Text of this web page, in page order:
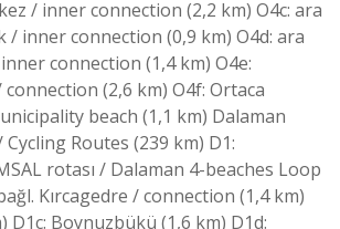
/ inner connection (2,2 km) O4c: ara
/ inner connection (0,9 km) O4d: ara
connection (1,4 km) O4e:
connection (2,6 km) O4f: Ortaca
beach (1,1 km) Dalaman
Routes (239 km) D1:
rotası / Dalaman 4-beaches Loop
Kırcagedre / connection (1,4 km)
D1c: Boynuzbükü (1,6 km) D1d: